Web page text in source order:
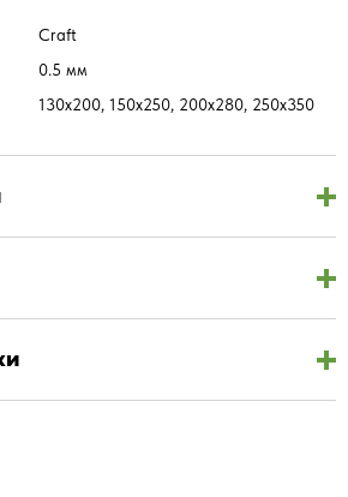
Craft
0.5 мм
130х200, 150х250, 200х280, 250х350